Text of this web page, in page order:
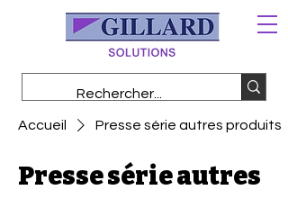
Accueil Presse série autres produits
Presse série autres